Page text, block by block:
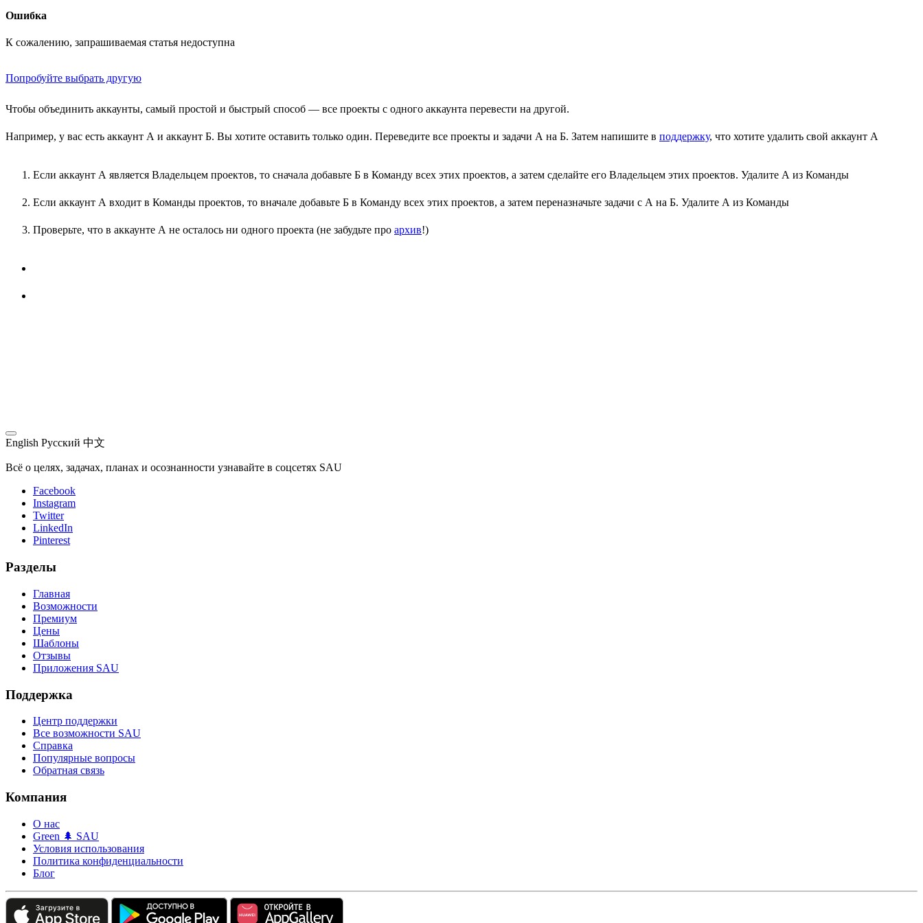
Ошибка
К сожалению, запрашиваемая статья недоступна
Попробуйте выбрать другую
Чтобы объединить аккаунты, самый простой и быстрый способ — все проекты с одного аккаунта перевести на другой.
Например, у вас есть аккаунт А и аккаунт Б. Вы хотите оставить только один. Переведите все проекты и задачи А на Б. Затем напишите в поддержку, что хотите удалить свой аккаунт А
Если аккаунт А является Владельцем проектов, то сначала добавьте Б в Команду всех этих проектов, а затем сделайте его Владельцем этих проектов. Удалите А из Команды
Если аккаунт А входит в Команды проектов, то вначале добавьте Б в Команду всех этих проектов, а затем переназначьте задачи с А на Б. Удалите А из Команды
Проверьте, что в аккаунте А не осталось ни одного проекта (не забудьте про архив!)
English Русский 中文
Всё о целях, задачах, планах и осознанности узнавайте в соцсетях SAU
Facebook
Instagram
Twitter
LinkedIn
Pinterest
Разделы
Главная
Возможности
Премиум
Цены
Шаблоны
Отзывы
Приложения SAU
Поддержка
Центр поддержки
Все возможности SAU
Справка
Популярные вопросы
Обратная связь
Компания
О нас
Green 🌲 SAU
Условия использования
Политика конфиденциальности
Блог